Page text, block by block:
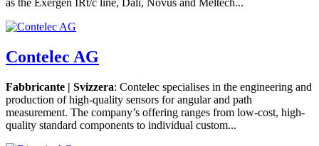
Contelec AG
Fabbricante | Svizzera: Contelec specialises in the engineering and
production of high-quality sensors for angular and path
measurement. The company’s offering ranges from low-cost, high-
quality standard components to individual custom...